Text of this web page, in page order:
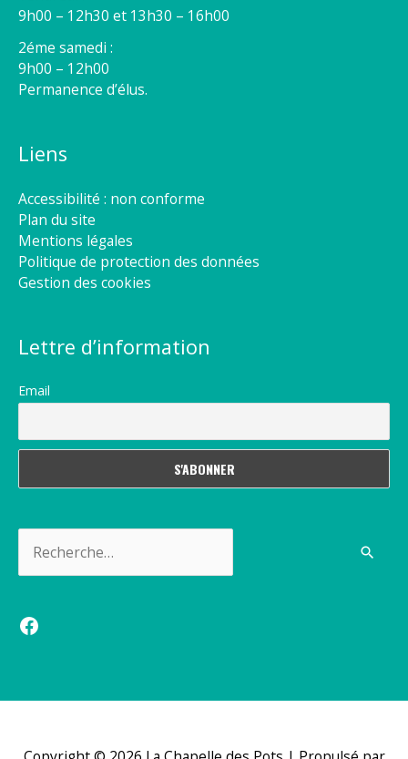
9h00 – 12h30 et 13h30 – 16h00
2éme samedi :
9h00 – 12h00
Permanence d’élus.
Liens
Accessibilité : non conforme
Plan du site
Mentions légales
Politique de protection des données
Gestion des cookies
Lettre d’information
Email
Facebook